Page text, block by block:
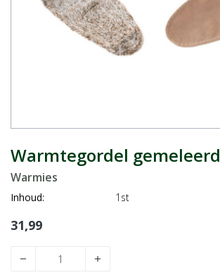
Warmtegordel gemeleerd
Warmies
Inhoud: 1st
31,99
remove add